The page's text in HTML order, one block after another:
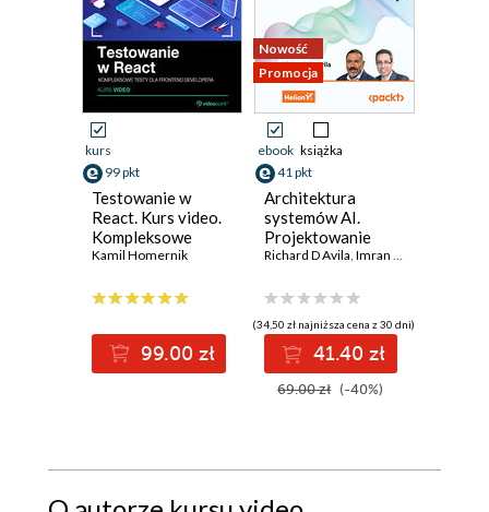
kurs
99 pkt
Testowanie w
React. Kurs video.
Kompleksowe
testy dla Frontend
Kamil Homernik
99.00 zł
Nowość
Promocja
ebook książka
41 pkt
Architektura
systemów AI.
Projektowanie
skalowalnego i
oprogramowania
Richard D Avila, Imran Ahmad
(34,50 zł najniższa cena z 30 dni)
41.40 zł
69.00 zł (-40%)